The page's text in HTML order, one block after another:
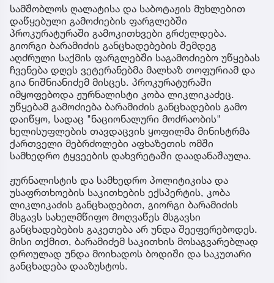
სამშობლოს ღალატისა და საბოტაჟის მუხლებით
დაწყებული გამოძიების ფარგლებში
პროკურატურაში გამოკითხვები გრძელდება.
გიორგი ბარამიძის განცხადებების შემდეგ
აღძრული საქმის ფარგლებში საგამოძიებო უწყებას
ჩვენება დღეს ვეტერანებმა მალხაზ თოფურიამ და
გია ნიშნიანიძემ მისცეს. პროკურატურაში
იმყოფებოდა ჟურნალისტი კობა ლიკლიკაძეც.
უწყებამ გამოძიება ბარამიძის განცხადების გამო
დაიწყო, სადაც "ნაციონალური მოძრაობის"
ხელისუფლების თავდაცვის ყოფილმა მინისტრმა
ქართველი მებრძოლები აფხაზეთის ომში
სამხედრო ტყვეების დახვრეტაში დაადანაშაულა.
ჟურნალისტის და სამხედრო პოლიტიკისა და
უსაფრთხოების საკითხების ექსპერტის, კობა
ლიკლიკაძის განცხადებით, გიორგი ბარამიძის
მსგავს სახელმწიფო მოღვაწეს მსგავსი
განცხადებების გაკეთება არ უნდა შეეფერებოდეს.
მისი თქმით, ბარამიძემ საკითხის მოსაგვარებლად
დროულად უნდა მოიხადოს ბოდიში და საკუთარი
განცხადება დააზუსტოს.